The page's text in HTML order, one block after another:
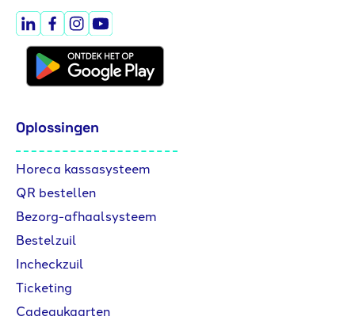
Oplossingen
Horeca kassasysteem
QR bestellen
Bezorg-afhaalsysteem
Bestelzuil
Incheckzuil
Ticketing
Cadeaukaarten